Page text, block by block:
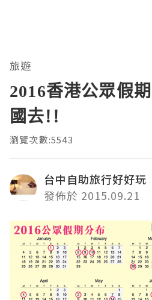
旅遊
2016香港公眾假
國去!!
瀏覽次數:5543
台中自助旅行好好玩
發佈於 2015.09.21